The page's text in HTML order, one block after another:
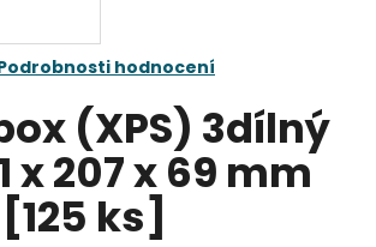
hodnocení
(XPS) 3dílný
x 207 x 69 mm
ks]